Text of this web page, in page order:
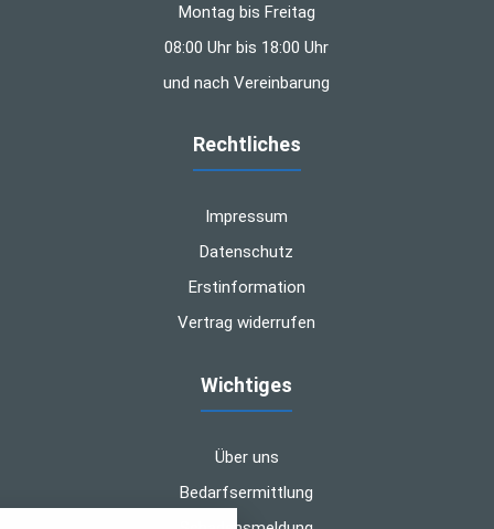
Montag bis Freitag
08:00 Uhr bis 18:00 Uhr
und nach Vereinbarung
Rechtliches
Impressum
Datenschutz
Erstinformation
Vertrag widerrufen
Wichtiges
Über uns
Bedarfsermittlung